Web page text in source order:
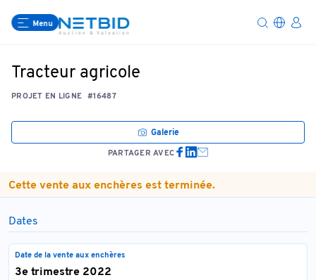
Menu
Tracteur agricole
PROJET EN LIGNE #16487
Galerie
PARTAGER AVEC
Cette vente aux enchères est terminée.
Dates
Date de la vente aux enchères
3e trimestre 2022